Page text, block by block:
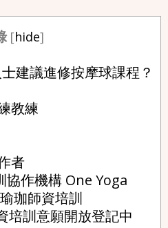
[hide]
建議進修按摩球課程？
教練
者
協作機構 One Yoga
珈師資培訓
培訓意願開放登記中